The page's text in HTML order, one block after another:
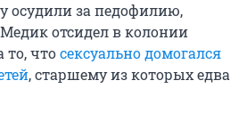
осудили за педофилию,
отсидел в колонии
то, чтосексуально домогался
, старшему из которых едва